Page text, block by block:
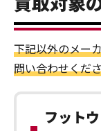
下記以外のメー
問い合わせくだ
フット